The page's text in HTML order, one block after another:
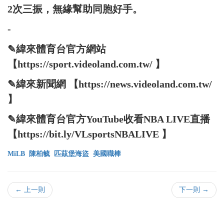
2次三振，無緣幫助同胞好手。
-
✎緯來體育台官方網站
【https://sport.videoland.com.tw/ 】
✎緯來新聞網 【https://news.videoland.com.tw/
】
✎緯來體育台官方YouTube收看NBA LIVE直播
【https://bit.ly/VLsportsNBALIVE 】
MiLB 陳柏毓 匹茲堡海盜 美國職棒
← 上一則 下一則 →